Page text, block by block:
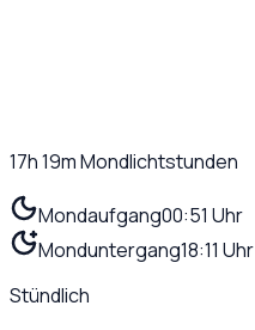
17h 19mMondlichtstunden
Mondaufgang00:51 Uhr
Monduntergang18:11 Uhr
Stündlich